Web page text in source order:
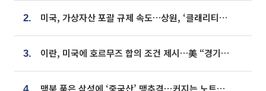
2. 미국, 가상자산 포괄 규제 속도…상원, ‘클래리티법’ 9월 절차투표 추진
3. 이란, 미국에 호르무즈 합의 조건 제시…美 “경기 아직 안 끝나” [종합]
맥북 품은 삼성에 ‘중국산’ 맹추격⋯커지는 노트북 OLED 시장